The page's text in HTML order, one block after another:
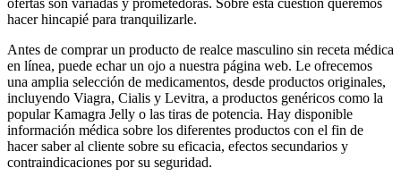
ofertas son variadas y prometedoras. Sobre esta cuestión queremos
hacer hincapié para tranquilizarle.
Antes de comprar un producto de realce masculino sin receta médica
en línea, puede echar un ojo a nuestra página web. Le ofrecemos
una amplia selección de medicamentos, desde productos originales,
incluyendo Viagra, Cialis y Levitra, a productos genéricos como la
popular Kamagra Jelly o las tiras de potencia. Hay disponible
información médica sobre los diferentes productos con el fin de
hacer saber al cliente sobre su eficacia, efectos secundarios y
contraindicaciones por su seguridad.